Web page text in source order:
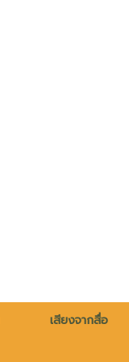
เสียงจากสื่อ